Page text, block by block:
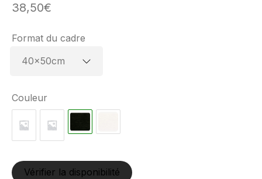
38,50€
Format du cadre
Couleur
Vérifier la disponibilité